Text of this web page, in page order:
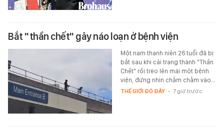
Bắt "thần chết" gây náo loạn ở bệnh viện
Một nam thanh niên 26 tuổi đã bị
bắt sau khi cải trang thành "Thần
Chết" rồi trèo lên mái một bệnh
viện, đứng nhìn chằm chằm vào…
THẾ GIỚI ĐÓ ĐÂY - 7 giờ trước